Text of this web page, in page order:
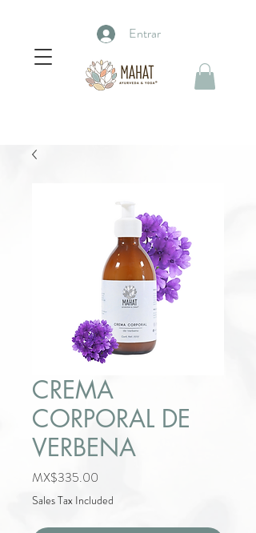
Entrar
CREMA
CORPORAL DE
VERBENA
MX$335.00
Sales Tax Included